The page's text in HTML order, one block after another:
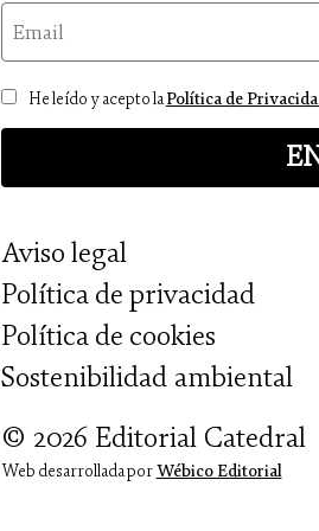
Consentimiento
He leído y acepto laPolítica de
Aviso legal
Política de privacidad
Política de cookies
Sostenibilidad ambiental
© 2026 Editorial Catedral
Web desarrollada porWébico Editorial